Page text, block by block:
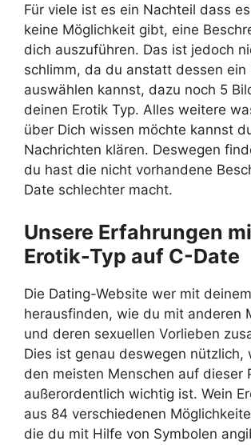
Für viele ist es ein Nachteil dass
keine Möglichkeit gibt, eine
dich auszuführen. Das ist jedoch
schlimm, da du anstatt dessen ein
auswählen kannst, dazu noch 5
deinen Erotik Typ. Alles weitere
über Dich wissen möchte kannst
Nachrichten klären. Deswegen
du hast die nicht vorhandene
Date schlechter macht.
Unsere Erfahrungen
Erotik-Typ auf C-Date
Die Dating-Website wer mit
herausfinden, wie du mit anderen
und deren sexuellen Vorlieben
Dies ist genau deswegen nützlich,
den meisten Menschen auf dieser
außerordentlich wichtig ist. Wein
aus 84 verschiedenen
die du mit Hilfe von Symbolen